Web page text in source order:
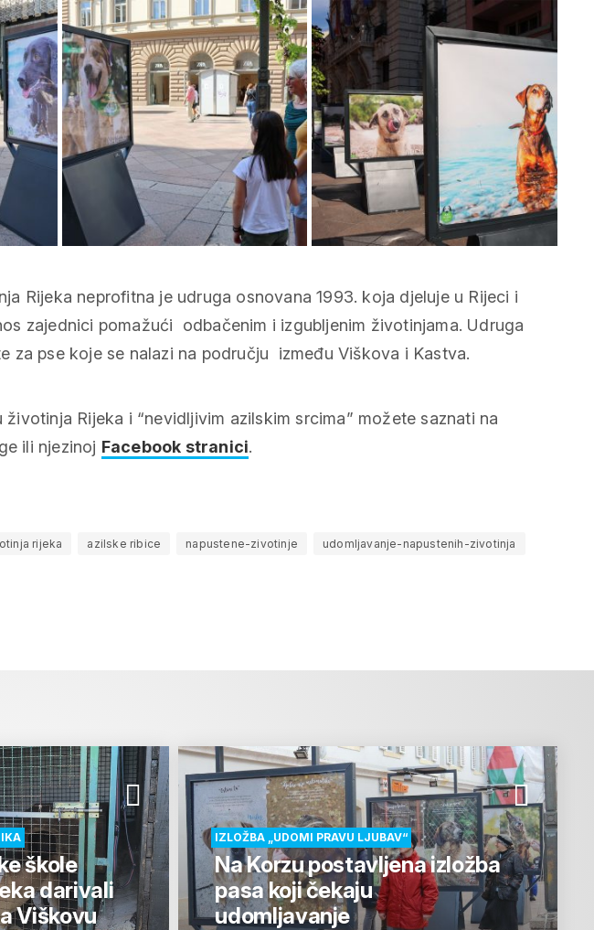
Rijeka neprofitna je udruga osnovana 1993. koja djeluje u Rijeci i
zajednici pomažući odbačenim i izgubljenim životinjama. Udruga
za pse koje se nalazi na području između Viškova i Kastva.
Rijeka i “nevidljivim azilskim srcima” možete saznati na
ili njezinoj Facebook stranici.
rijeka azilske ribice napustene-zivotinje udomljavanje-napustenih-zivotinja
škole
darivali
Viškovu
IZLOŽBA „UDOMI PRAVU LJUBAV“
Na Korzu postavljena izložba
pasa koji čekaju
udomljavanje